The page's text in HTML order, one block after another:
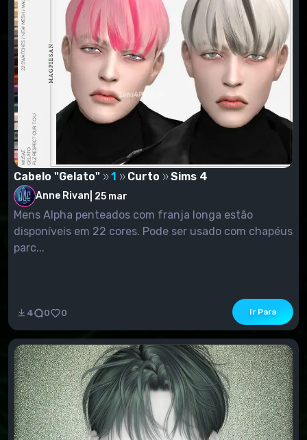
Cabelo "Gelato" 1 Curto Sims 4
Anne Rivan 25 mar
Mens Alpha penteados com franja longa estão
disponíveis em 22 cores. Pode ser usado com chapéus
parc...
4 0 0 Ir Para